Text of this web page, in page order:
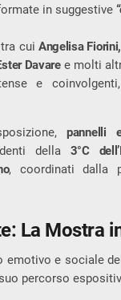
in suggestive
cui Angelisa
Davaree molti
e
pannelli
della 3°C
, coordinati dalla
La Mostra
e sociale
percorso